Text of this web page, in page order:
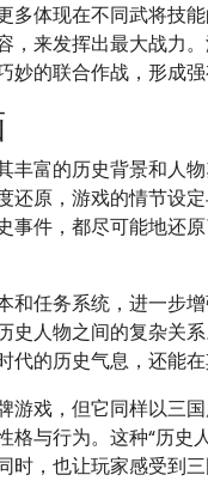
多体现在不同武将技
，来发挥出最大战力
的联合作战，形成强
丰富的历史背景和人
还原，游戏的情节设
事件，都尽可能地还
和任务系统，进一步
史人物之间的复杂关
的历史气息，还能
游戏，但它同样以三
与行为。这种“历史
，也让玩家感受到三